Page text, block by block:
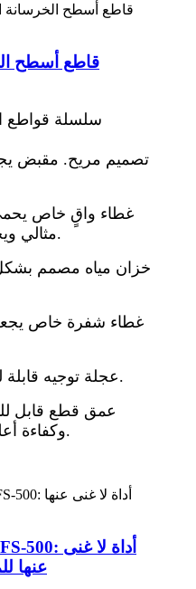
سلسلة قواطع
مثالي ويجعل النقل أكثر أمانًا.
5. عجلة توجيه قابلة للطي لقطع دقيق.
وكفاءة أعلى في عملية القطع.
عنها